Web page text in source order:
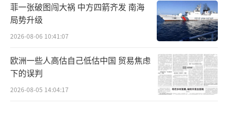
菲一张破图闯大祸 中方四箭齐发 南海
局势升级
2026-08-06 10:41:07
欧洲一些人高估自己低估中国 贸易焦虑
下的误判
2026-08-05 14:04:17